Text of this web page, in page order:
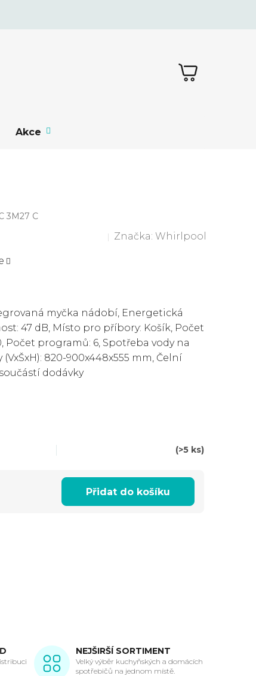
NÁKUPNÍ
KOŠÍK
Akce
3M27 C
Značka: Whirlpool
(>5 ks)
Přidat do košíku
myčka nádobí, Energetická
47 dB, Místo pro příbory: Košík, Počet
Počet programů: 6, Spotřeba vody na
(VxŠxH): 820-900x448x555 mm, Čelní
dodávky
NEJŠIRŠÍ SORTIMENT
Velký výběr kuchyňských a domácích
spotřebičů na jednom místě.